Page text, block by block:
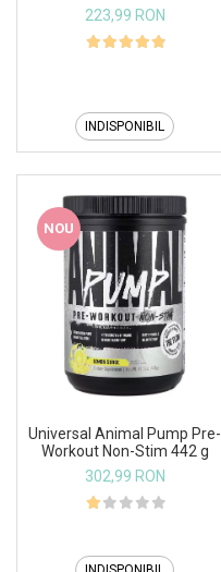
223,99 RON
INDISPONIBIL
NOU
Universal Animal Pump Pre-
Workout Non-Stim 442 g
302,99 RON